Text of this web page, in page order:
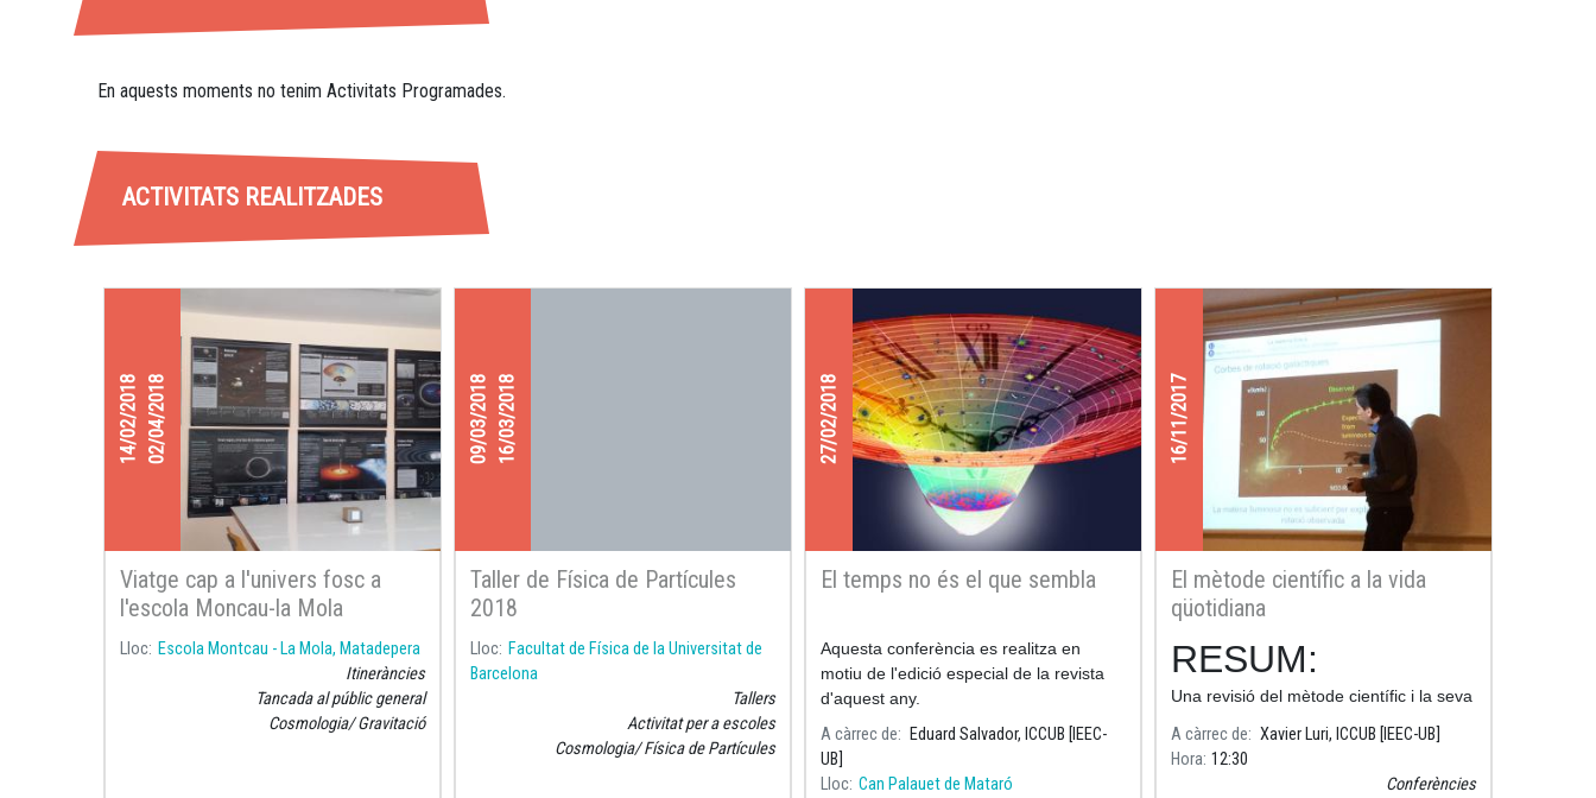
En aquests moments no tenim Activitats Programades.
ACTIVITATS REALITZADES
14/02/201802/04/2018
Viatge cap a l'univers fosc a
l'escola Moncau-la Mola
Lloc Escola Montcau - La Mola, Matadepera
Itineràncies
Tancada al públic general
Cosmologia Gravitació
09/03/201816/03/2018
Taller de Física de Partícules
2018
Lloc Facultat de Física de la Universitat de
Barcelona
Tallers
Activitat per a escoles
Cosmologia Física de Partícules
27/02/2018
El temps no és el que sembla
Aquesta conferència es realitza en
motiu de l'edició especial de la revista
d'aquest any.
A càrrec de
Eduard Salvador, ICCUB [IEEC-
UB]
Lloc Can Palauet de Mataró
16/11/2017
El mètode científic a la vida
qüotidiana
RESUM:
Una revisió del mètode científic i la seva
particular per descartar mites i
pseudociències.
A càrrec de
Xavier Luri, ICCUB [IEEC-UB]
Hora 12:30
Conferències